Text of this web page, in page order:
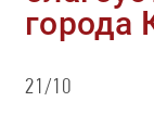
города
21/10